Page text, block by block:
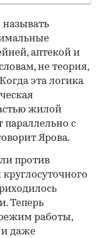
называть
аптекой и
не теория,
эта логика
жилой
параллельно с
Ярова.
против
Теперь
работы,
и даже